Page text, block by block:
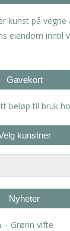
kunst på vegne
eiendom inntil
Gavekort
beløp til bruk
kunstner
Nyheter
– Grønn vifte